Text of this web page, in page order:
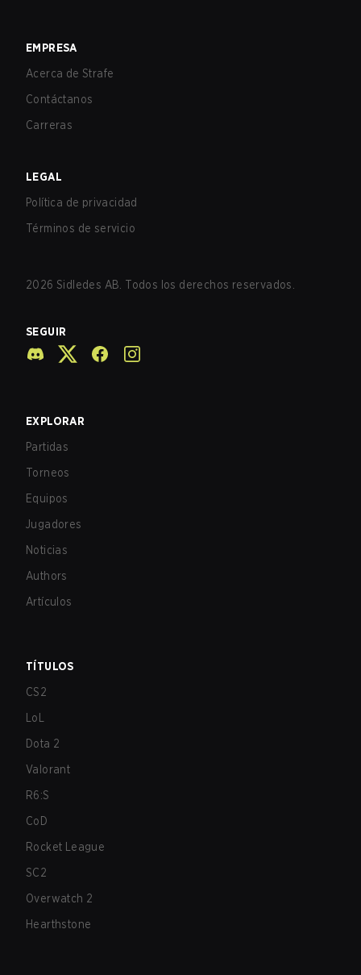
EMPRESA
Acerca de Strafe
Contáctanos
Carreras
LEGAL
Política de privacidad
Términos de servicio
2026 Sidledes AB. Todos los derechos reservados.
SEGUIR
EXPLORAR
Partidas
Torneos
Equipos
Jugadores
Noticias
Authors
Artículos
TÍTULOS
CS2
LoL
Dota 2
Valorant
R6:S
CoD
Rocket League
SC2
Overwatch 2
Hearthstone